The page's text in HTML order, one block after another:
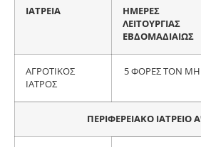
ΙΑΤΡΕΙΑ
ΗΜΕΡΕΣ
ΛΕΙΤΟΥΡΓΙΑΣ
ΕΒΔΟΜΑΔΙΑΙΩΣ
ΑΓΡΟΤΙΚΟΣ
ΙΑΤΡΟΣ
5 ΦΟΡΕΣ ΤΟΝ
ΠΕΡΙΦΕΡΕΙΑΚΟ ΙΑΤΡΕΙΟ